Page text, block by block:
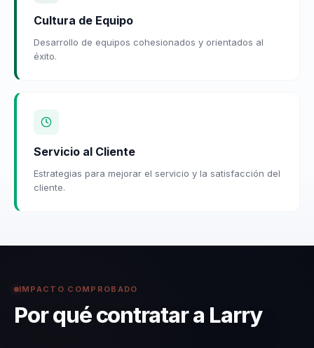
Cultura de Equipo
Desarrollo de equipos cohesionados y orientados al
éxito.
Servicio al Cliente
Estrategias para mejorar el servicio y la satisfacción del
cliente.
IMPACTO COMPROBADO
Por qué contratar a Larry